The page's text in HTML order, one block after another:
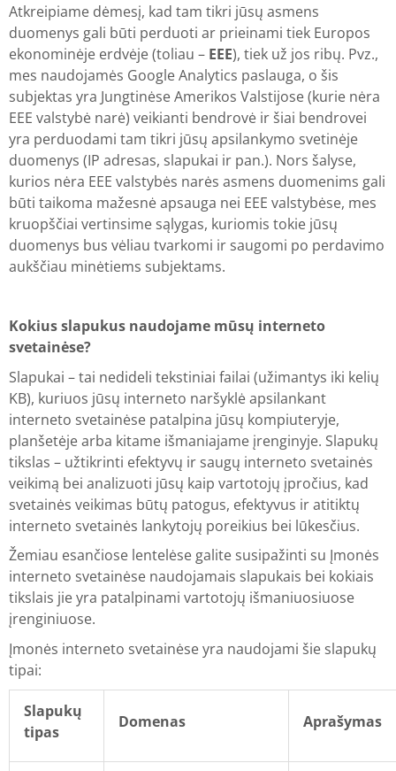
Atkreipiame dėmesį, kad tam tikri jūsų asmens
duomenys gali būti perduoti ar prieinami tiek Europos
ekonominėje erdvėje (toliau – EEE), tiek už jos ribų. Pvz.,
mes naudojamės Google Analytics paslauga, o šis
subjektas yra Jungtinėse Amerikos Valstijose (kurie nėra
EEE valstybė narė) veikianti bendrovė ir šiai bendrovei
yra perduodami tam tikri jūsų apsilankymo svetinėje
duomenys (IP adresas, slapukai ir pan.). Nors šalyse,
kurios nėra EEE valstybės narės asmens duomenims gali
būti taikoma mažesnė apsauga nei EEE valstybėse, mes
kruopščiai vertinsime sąlygas, kuriomis tokie jūsų
duomenys bus vėliau tvarkomi ir saugomi po perdavimo
aukščiau minėtiems subjektams.
Kokius slapukus naudojame mūsų interneto
svetainėse?
Slapukai – tai nedideli tekstiniai failai (užimantys iki kelių
KB), kuriuos jūsų interneto naršyklė apsilankant
interneto svetainėse patalpina jūsų kompiuteryje,
planšetėje arba kitame išmaniajame įrenginyje. Slapukų
tikslas – užtikrinti efektyvų ir saugų interneto svetainės
veikimą bei analizuoti jūsų kaip vartotojų įpročius, kad
svetainės veikimas būtų patogus, efektyvus ir atitiktų
interneto svetainės lankytojų poreikius bei lūkesčius.
Žemiau esančiose lentelėse galite susipažinti su Įmonės
interneto svetainėse naudojamais slapukais bei kokiais
tikslais jie yra patalpinami vartotojų išmaniuosiuose
įrenginiuose.
Įmonės interneto svetainėse yra naudojami šie slapukų
tipai:
Slapukų
tipas
Domenas Aprašymas